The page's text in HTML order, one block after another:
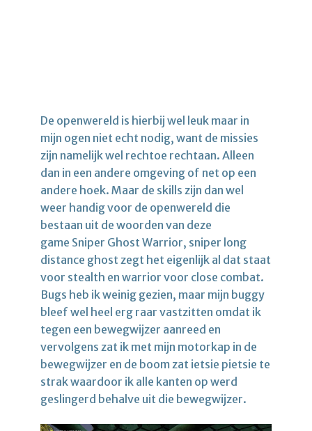
De openwereld is hierbij wel leuk maar in
mijn ogen niet echt nodig, want de missies
zijn namelijk wel rechtoe rechtaan. Alleen
dan in een andere omgeving of net op een
andere hoek. Maar de skills zijn dan wel
weer handig voor de openwereld die
bestaan uit de woorden van deze
game Sniper Ghost Warrior, sniper long
distance ghost zegt het eigenlijk al dat staat
voor stealth en warrior voor close combat.
Bugs heb ik weinig gezien, maar mijn buggy
bleef wel heel erg raar vastzitten omdat ik
tegen een bewegwijzer aanreed en
vervolgens zat ik met mijn motorkap in de
bewegwijzer en de boom zat ietsie pietsie te
strak waardoor ik alle kanten op werd
geslingerd behalve uit die bewegwijzer.